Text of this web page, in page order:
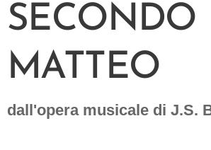
SECONDO
MATTEO
dall'opera musicale di J.S.